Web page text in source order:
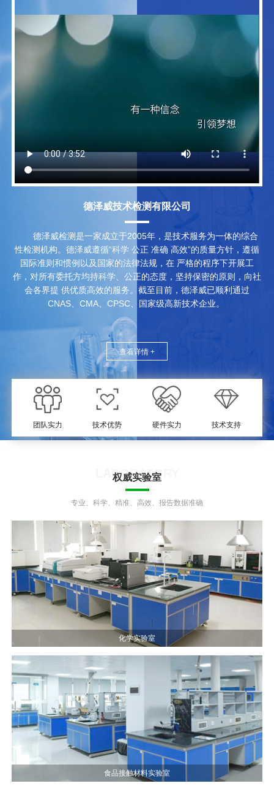
德泽威技术检测有限公司
德泽威检测是一家成立于2005年，是技术服务为一体的综合
性检测机构。德泽威遵循“科学 公正 准确 高效”的质量方针，遵循
国际准则和惯例以及国家的法律法规，在 严格的程序下开展工
作，对所有委托方均持科学、公正的态度，坚持保密的原则，向社
会各界提 供优质高效的服务。截至目前，德泽威已顺利通过
CNAS、CMA、CPSC、国家级高新技术企业。
德泽威秉承专业性、权威性、前瞻性和高端性的服务宗旨，致力于
为广大客户提供专业、优质、 高效的咨询服务。根据客户的实际
情况和需求，精准定制咨询方案，为客户提供一对一 的高效咨
询。设置深圳总部、东莞、无锡、武汉、上海、成都、厦门等业务
联络处，是拥有博士 级研发人员的高素质服务团队。
查看详情 +
团队实力 技术优势 硬件实力 技术支持
LABORATORY
权威实验室
专业、科学、精准、高效、报告数据准确
化学实验室
食品接触材料实验室